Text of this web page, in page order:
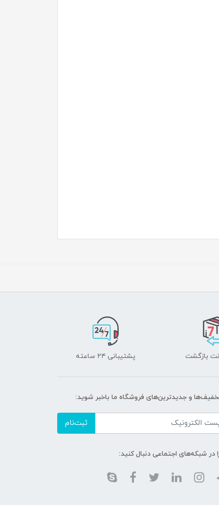
پشتیبانی ۲۴ ساعته
و جدیدترین‌های فروشگاه ما باخبر شوید:
ثبت‌نام
در شبکه‌های اجتماعی دنبال کنید: